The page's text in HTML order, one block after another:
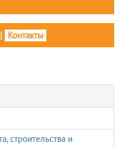
| Контакты
строительства и